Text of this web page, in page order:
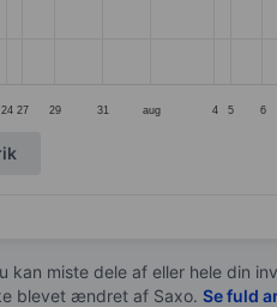
24 27 29 31 aug 4 5 6
miste dele af eller hele din
blevet ændret af Saxo. Se fuld